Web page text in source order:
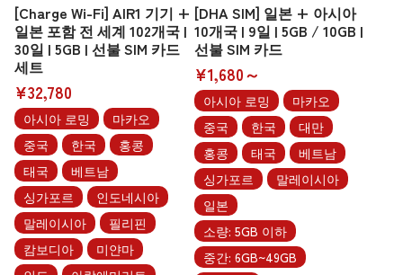
[Charge Wi-Fi] AIR1 기기 +
일본 포함 전 세계 102개국 |
30일 | 5GB | 선불 SIM 카드
세트
¥32,780
아시아 로밍
마카오
중국
한국
홍콩
태국
베트남
싱가포르
인도네시아
말레이시아
필리핀
캄보디아
미얀마
[DHA SIM] 일본 + 아시아
10개국 | 9일 | 5GB / 10GB |
선불 SIM 카드
¥1,680～
아시아 로밍
마카오
중국
한국
대만
홍콩
태국
베트남
싱가포르
말레이시아
일본
소량: 5GB 이하
중간: 6GB~49GB